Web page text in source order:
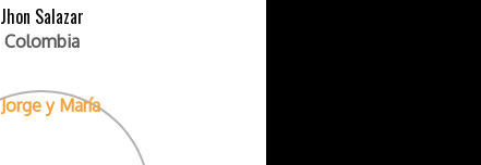
Jhon Salazar
Colombia